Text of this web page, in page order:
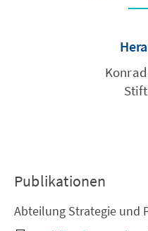
Publikationen
Abteilung Strategie und